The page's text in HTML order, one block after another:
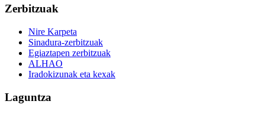
Zerbitzuak
Nire Karpeta
Sinadura-zerbitzuak
Egiaztapen zerbitzuak
ALHAO
Iradokizunak eta kexak
Laguntza